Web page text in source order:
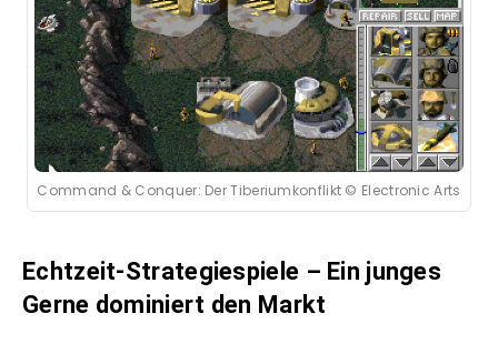
Command & Conquer: Der Tiberiumkonflikt © Electronic Arts
Echtzeit-Strategiespiele – Ein junges
Gerne dominiert den Markt